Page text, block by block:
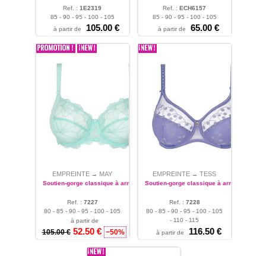
Ref. : 1E2319
85 - 90 - 95 - 100 - 105
à partir de
105.00 €
Ref. : ECH6157
85 - 90 - 95 - 100 - 105
à partir de
65.00 €
EMPREINTE → MAY
Soutien-gorge classique à armatures
Ref. : 7227
80 - 85 - 90 - 95 - 100 - 105
- 110 - 115
à partir de
105.00 € 52.50 € −50%
EMPREINTE → TESS
Soutien-gorge classique à armatures
Ref. : 7228
80 - 85 - 90 - 95 - 100 - 105
- 110 - 115
à partir de
116.50 €